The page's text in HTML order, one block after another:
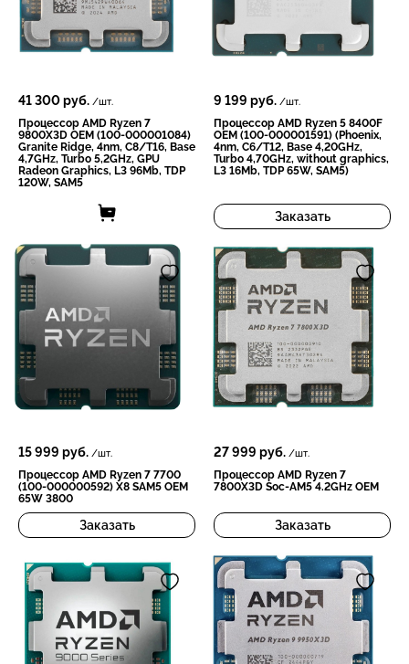
41 300руб. /шт.
Процессор AMD Ryzen 7
9800X3D OEM (100-000001084)
Granite Ridge, 4nm, C8/T16, Base
4,7GHz, Turbo 5,2GHz, GPU
Radeon Graphics, L3 96Mb, TDP
120W, SAM5
9 199 руб. /шт.
Процессор AMD Ryzen 5 8400F
OEM (100-000001591) (Phoenix,
4nm, C6/T12, Base 4,20GHz,
Turbo 4,70GHz, without graphics,
L3 16Mb, TDP 65W, SAM5)
Заказать
15 999 руб. /шт.
Процессор AMD Ryzen 7 7700
(100-000000592) X8 SAM5 OEM
65W 3800
Заказать
27 999 руб. /шт.
Процессор AMD Ryzen 7
7800X3D Soc-AM5 4.2GHz OEM
Заказать